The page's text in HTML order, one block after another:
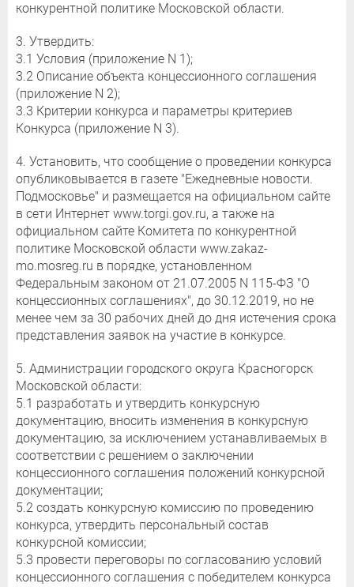
конкурентной политике Московской области.
3. Утвердить:
3.1 Условия (приложение N 1);
3.2 Описание объекта концессионного соглашения
(приложение N 2);
3.3 Критерии конкурса и параметры критериев
Конкурса (приложение N 3).
4. Установить, что сообщение о проведении конкурса
опубликовывается в газете "Ежедневные новости.
Подмосковье" и размещается на официальном сайте
в сети Интернет www.torgi.gov.ru, а также на
официальном сайте Комитета по конкурентной
политике Московской области www.zakaz-
mo.mosreg.ru в порядке, установленном
Федеральным законом от 21.07.2005 N 115-ФЗ "О
концессионных соглашениях", до 30.12.2019, но не
менее чем за 30 рабочих дней до дня истечения срока
представления заявок на участие в конкурсе.
5. Администрации городского округа Красногорск
Московской области:
5.1 разработать и утвердить конкурсную
документацию, вносить изменения в конкурсную
документацию, за исключением устанавливаемых в
соответствии с решением о заключении
концессионного соглашения положений конкурсной
документации;
5.2 создать конкурсную комиссию по проведению
конкурса, утвердить персональный состав
конкурсной комиссии;
5.3 провести переговоры по согласованию условий
концессионного соглашения с победителем конкурса